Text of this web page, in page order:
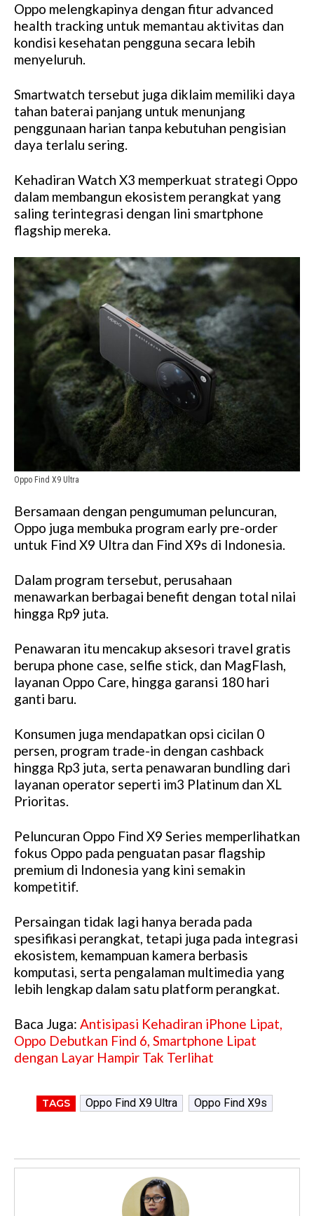
Oppo melengkapinya dengan fitur advanced
health tracking untuk memantau aktivitas dan
kondisi kesehatan pengguna secara lebih
menyeluruh.
Smartwatch tersebut juga diklaim memiliki daya
tahan baterai panjang untuk menunjang
penggunaan harian tanpa kebutuhan pengisian
daya terlalu sering.
Kehadiran Watch X3 memperkuat strategi Oppo
dalam membangun ekosistem perangkat yang
saling terintegrasi dengan lini smartphone
flagship mereka.
Oppo Find X9 Ultra
Bersamaan dengan pengumuman peluncuran,
Oppo juga membuka program early pre-order
untuk Find X9 Ultra dan Find X9s di Indonesia.
Dalam program tersebut, perusahaan
menawarkan berbagai benefit dengan total nilai
hingga Rp9 juta.
Penawaran itu mencakup aksesori travel gratis
berupa phone case, selfie stick, dan MagFlash,
layanan Oppo Care, hingga garansi 180 hari
ganti baru.
Konsumen juga mendapatkan opsi cicilan 0
persen, program trade-in dengan cashback
hingga Rp3 juta, serta penawaran bundling dari
layanan operator seperti im3 Platinum dan XL
Prioritas.
Peluncuran Oppo Find X9 Series memperlihatkan
fokus Oppo pada penguatan pasar flagship
premium di Indonesia yang kini semakin
kompetitif.
Persaingan tidak lagi hanya berada pada
spesifikasi perangkat, tetapi juga pada integrasi
ekosistem, kemampuan kamera berbasis
komputasi, serta pengalaman multimedia yang
lebih lengkap dalam satu platform perangkat.
Baca Juga: Antisipasi Kehadiran iPhone Lipat,
Oppo Debutkan Find 6, Smartphone Lipat
dengan Layar Hampir Tak Terlihat
TAGS Oppo Find X9 Ultra Oppo Find X9s